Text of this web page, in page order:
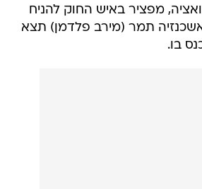
מפציר באיש החוק להניח
תמר (מירב פלדמן) תצא
בו.